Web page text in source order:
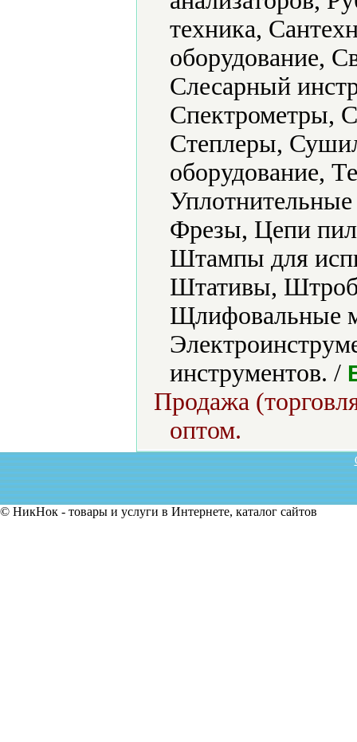
техника,
оборудование,
Слесарный
Спектрометры,
Степлеры,
оборудование,
Фрезы, Цепи
Штампы для
Штативы,
Щлифовальные
инструментов. /
Продажа
оптом.
© НикНок - товары и услуги в Интернете, каталог сайтов